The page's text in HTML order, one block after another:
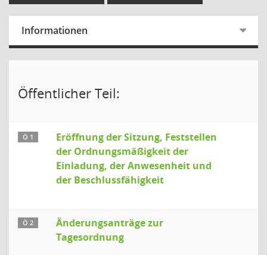
Informationen
Öffentlicher Teil:
Ö 1
Eröffnung der Sitzung, Feststellen
der Ordnungsmäßigkeit der
Einladung, der Anwesenheit und
der Beschlussfähigkeit
Ö 2
Änderungsanträge zur
Tagesordnung